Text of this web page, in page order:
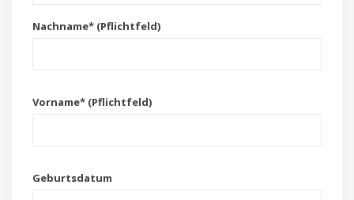
Nachname* (Pflichtfeld)
Vorname* (Pflichtfeld)
Geburtsdatum